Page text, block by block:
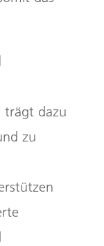
trägt dazu
zu